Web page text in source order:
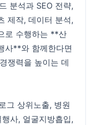
분석과 SEO 전략,
제작, 데이터 분석,
로 수행하는 **산
사**와 함께한다면
쟁력을 높이는 데
그 상위노출, 병원
행사, 얼굴지방흡입,